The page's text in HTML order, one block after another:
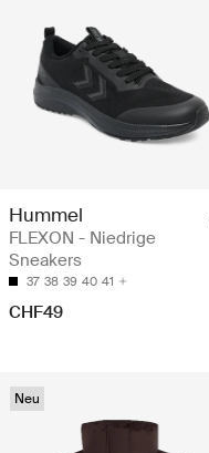
Hummel
FLEXON - Niedrige
Sneakers
37 38 39 40 41
CHF49
Neu